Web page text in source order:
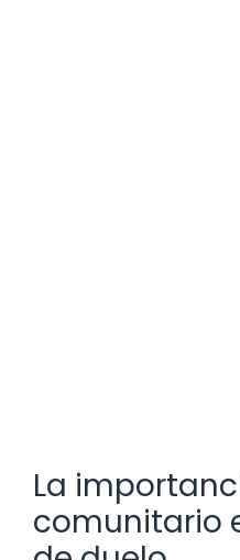
La
comunitario